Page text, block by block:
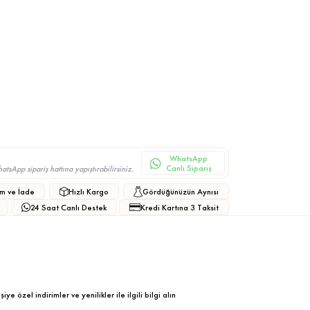
sipariş hattına yapıştırabilirsiniz.
WhatsApp
Canlı Sipariş
ve İade Hızlı Kargo
Gördüğünüzün Aynısı
24 Saat Canlı Destek
Kredi Kartına 3 Taksit
özel indirimler ve yenilikler ile ilgili bilgi alın